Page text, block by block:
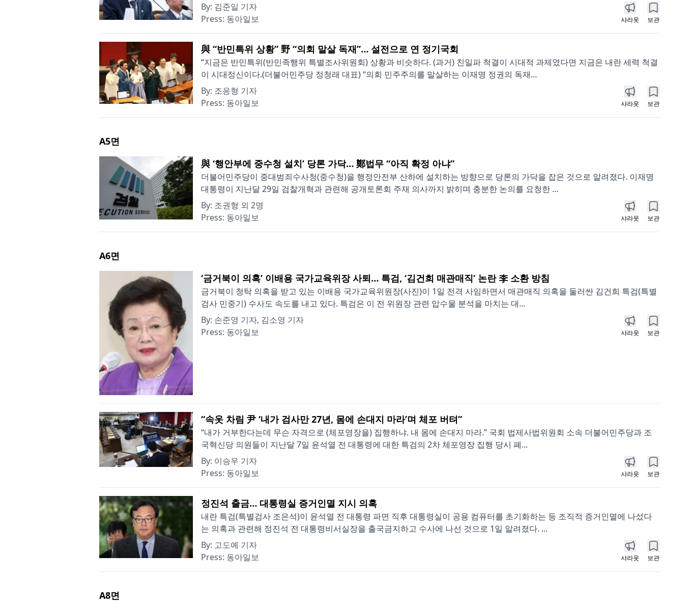
By: 김준일 기자
Press: 동아일보 샤라웃 보관
與 “반민특위 상황” 野 “의회 말살 독재”… 설전으로 연 정기국회
“지금은 반민특위(반민족행위 특별조사위원회) 상황과 비슷하다. (과거) 친일파 척결이 시대적 과제였다면 지금은 내란 세력 척결
이 시대정신이다.(더불어민주당 정청래 대표) “의회 민주주의를 말살하는 이재명 정권의 독재...
By: 조응형 기자
Press: 동아일보 샤라웃 보관
A5면
與 ‘행안부에 중수청 설치’ 당론 가닥… 鄭법무 “아직 확정 아냐”
더불어민주당이 중대범죄수사청(중수청)을 행정안전부 산하에 설치하는 방향으로 당론의 가닥을 잡은 것으로 알려졌다. 이재명
대통령이 지난달 29일 검찰개혁과 관련해 공개토론회 주재 의사까지 밝히며 충분한 논의를 요청한 ...
By: 조권형 외 2명
Press: 동아일보 샤라웃 보관
A6면
‘금거북이 의혹’ 이배용 국가교육위장 사퇴… 특검, ‘김건희 매관매직’ 논란 李 소환 방침
금거북이 청탁 의혹을 받고 있는 이배용 국가교육위원장(사진)이 1일 전격 사임하면서 매관매직 의혹을 둘러싼 김건희 특검(특별
검사 민중기) 수사도 속도를 내고 있다. 특검은 이 전 위원장 관련 압수물 분석을 마치는 대...
By: 손준영 기자, 김소영 기자
Press: 동아일보 샤라웃 보관
“속옷 차림 尹 ‘내가 검사만 27년, 몸에 손대지 마라’며 체포 버텨”
“내가 거부한다는데 무슨 자격으로 (체포영장을) 집행하냐. 내 몸에 손대지 마라.” 국회 법제사법위원회 소속 더불어민주당과 조
국혁신당 의원들이 지난달 7일 윤석열 전 대통령에 대한 특검의 2차 체포영장 집행 당시 폐...
By: 이승우 기자
Press: 동아일보 샤라웃 보관
정진석 출금… 대통령실 증거인멸 지시 의혹
내란 특검(특별검사 조은석)이 윤석열 전 대통령 파면 직후 대통령실이 공용 컴퓨터를 초기화하는 등 조직적 증거인멸에 나섰다
는 의혹과 관련해 정진석 전 대통령비서실장을 출국금지하고 수사에 나선 것으로 1일 알려졌다. ...
By: 고도예 기자
Press: 동아일보 샤라웃 보관
A8면